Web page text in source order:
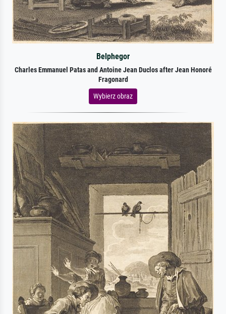
Belphegor
Charles Emmanuel Patas and Antoine Jean Duclos after Jean Honoré
Fragonard
Wybierz obraz